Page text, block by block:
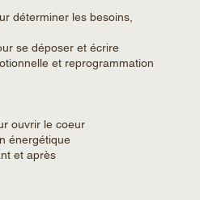
déterminer les besoins,
se déposer et écrire
et reprogrammation
ouvrir le coeur
énergétique
et après